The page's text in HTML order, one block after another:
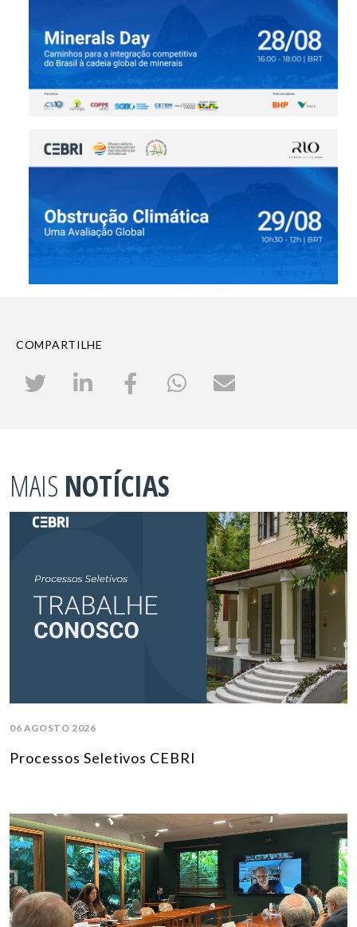
COMPARTILHE
MAIS NOTÍCIAS
06 AGOSTO 2026
Processos Seletivos CEBRI